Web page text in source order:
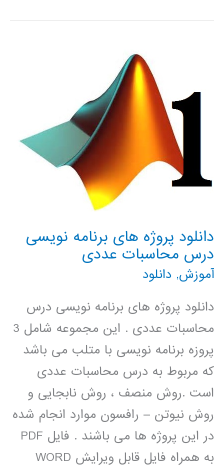
معادلات
دانلود پروژه های برنامه نویسی
درس محاسبات عددی
آموزش, دانلود
دانلود پروژه های برنامه نویسی درس
محاسبات عددی . این مجموعه شامل 3
پروزه برنامه نویسی با متلب می باشد
که مربوط به درس محاسبات عددی
است .روش منصف ، روش نابجایی و
روش نیوتن – رافسون موارد انجام شده
در این پروژه ها می باشند . فایل PDF
به همراه فایل قابل ویرایش WORD